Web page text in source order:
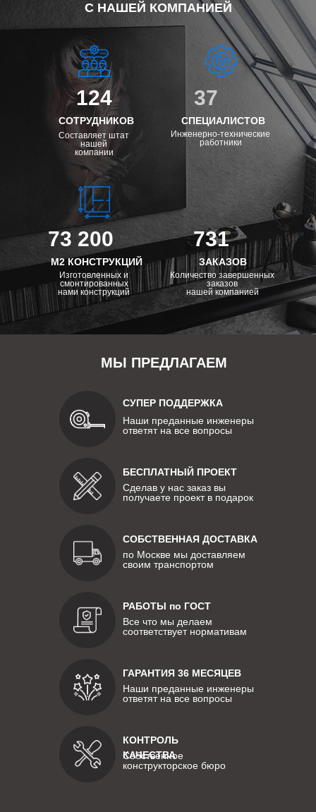
С НАШЕЙ КОМПАНИЕЙ
124
СОТРУДНИКОВ
Составляет штат
нашей
компании
73 200
М2 КОНСТРУКЦИЙ
Изготовленных и
смонтированных
нами конструкций
731
ЗАКАЗОВ
Количество завершенных
заказов
нашей компанией
37
СПЕЦИАЛИСТОВ
Инженерно-технические
работники
МЫ ПРЕДЛАГАЕМ
СУПЕР ПОДДЕРЖКА
Наши преданные инженеры
ответят на все вопросы
БЕСПЛАТНЫЙ ПРОЕКТ
Сделав у нас заказ вы
получаете проект в подарок
СОБСТВЕННАЯ ДОСТАВКА
по Москве мы доставляем
своим транспортом
РАБОТЫ по ГОСТ
Все что мы делаем
соответствует нормативам
КОНТРОЛЬ
КАЧЕСТВА
Собственное
конструкторское бюро
ГАРАНТИЯ 36 МЕСЯЦЕВ
Наши преданные инженеры
ответят на все вопросы